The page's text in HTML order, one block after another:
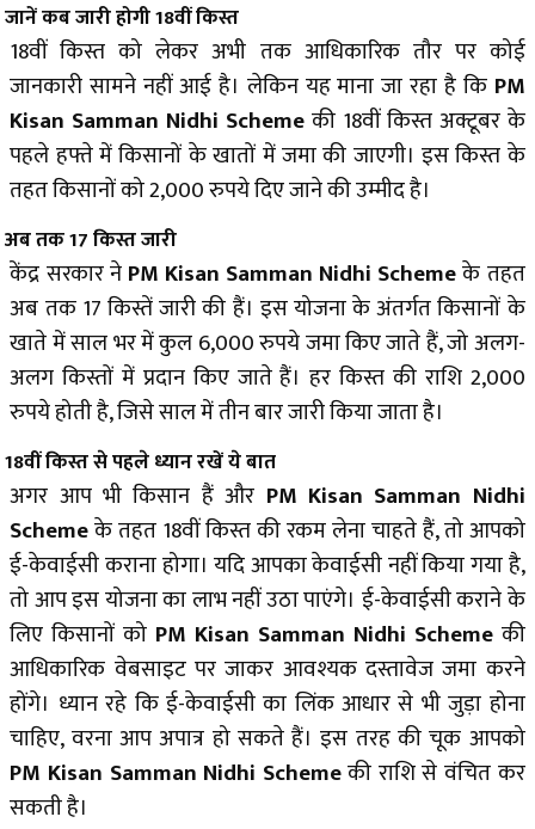
जानें कब जारी होगी 18वीं किस्त
18वीं किस्त को लेकर अभी तक आधिकारिक तौर पर कोई
जानकारी सामने नहीं आई है। लेकिन यह माना जा रहा है कि PM
Kisan Samman Nidhi Schemeकी 18वीं किस्त अक्टूबर के
पहले हफ्ते में किसानों के खातों में जमा की जाएगी। इस किस्त के
तहत किसानों को 2,000 रुपये दिए जाने की उम्मीद है।
अब तक 17 किस्त जारी
केंद्र सरकार नेPM Kisan Samman Nidhi Schemeके तहत
अब तक 17 किस्तें जारी की हैं। इस योजना के अंतर्गत किसानों के
खाते में साल भर में कुल 6,000 रुपये जमा किए जाते हैं, जो अलग-
अलग किस्तों में प्रदान किए जाते हैं। हर किस्त की राशि 2,000
रुपये होती है, जिसे साल में तीन बार जारी किया जाता है।
18वीं किस्त से पहले ध्यान रखें ये बात
अगर आप भी किसान हैं और PM Kisan Samman Nidhi
Schemeके तहत 18वीं किस्त की रकम लेना चाहते हैं, तो आपको
ई-केवाईसी कराना होगा। यदि आपका केवाईसी नहीं किया गया है,
तो आप इस योजना का लाभ नहीं उठा पाएंगे। ई-केवाईसी कराने के
लिए किसानों को PM Kisan Samman Nidhi Schemeकी
आधिकारिक वेबसाइट पर जाकर आवश्यक दस्तावेज जमा करने
होंगे। ध्यान रहे कि ई-केवाईसी का लिंक आधार से भी जुड़ा होना
चाहिए, वरना आप अपात्र हो सकते हैं। इस तरह की चूक आपको
PM Kisan Samman Nidhi Schemeकी राशि से वंचित कर
सकती है।